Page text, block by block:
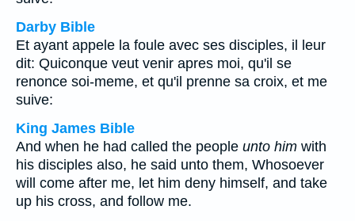
Darby Bible
Et ayant appele la foule avec ses disciples, il leur
dit: Quiconque veut venir apres moi, qu'il se
renonce soi-meme, et qu'il prenne sa croix, et me
suive:
King James Bible
And when he had called the people unto him with
his disciples also, he said unto them, Whosoever
will come after me, let him deny himself, and take
up his cross, and follow me.